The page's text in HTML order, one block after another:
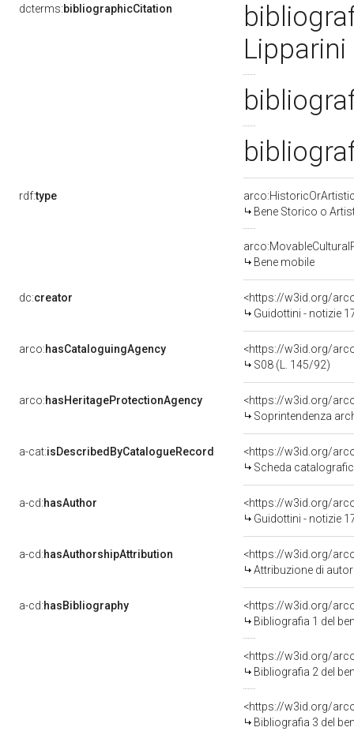
dcterms:bibliographicCitation
rdf:type
Bene Storico o
Bene mobile
dc:creator
<https://w3id.org/
Guidottini - notizie
arco:hasCataloguingAgency
<https://w3id.org/
S08 (L. 145/92)
arco:hasHeritageProtectionAgency
<https://w3id.org/
Soprintendenza
a-cat:isDescribedByCatalogueRecord
<https://w3id.org/
Scheda
a-cd:hasAuthor
<https://w3id.org/
Guidottini - notizie
a-cd:hasAuthorshipAttribution
<https://w3id.org/
Attribuzione di
a-cd:hasBibliography
<https://w3id.org/
Bibliografia 1 del
<https://w3id.org/
Bibliografia 2 del
<https://w3id.org/
Bibliografia 3 del